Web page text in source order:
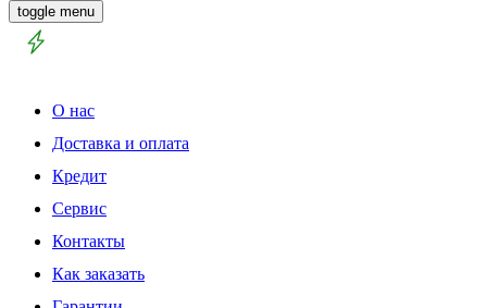
toggle menu
О нас
Доставка и оплата
Кредит
Сервис
Контакты
Как заказать